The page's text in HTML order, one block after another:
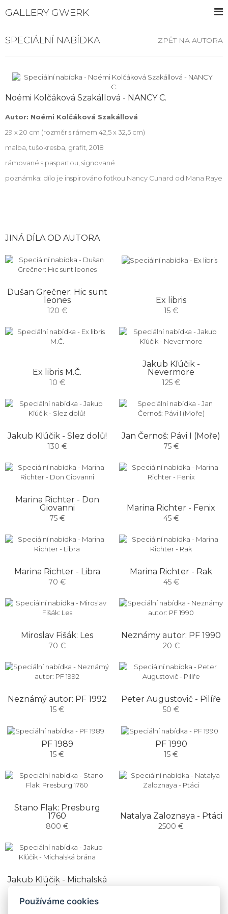
GALLERY GWERK
SPECIÁLNÍ NABÍDKA ZPĚT NA AUTORA
Noémi Kolčáková Szakállová - NANCY C.
Autor: Noémi Kolčáková Szakállová
29 x 20 cm (rozměr s rámem 42,5 x 32,5 cm)
malba, tušokresba, grafit, 2018
rámované s paspartou, signované
poznámka: dílo je inspirováno fotkou Nancy Cunard od Mana Raye
JINÁ DÍLA OD AUTORA
Dušan Grečner: Hic sunt
leones
120 €
Ex libris
15 €
Ex libris M.Č.
10 €
Jakub Kľúčik -
Nevermore
125 €
Jakub Kľúčik - Slez dolů!
130 €
Jan Černoš: Pávi I (Moře)
75 €
Marina Richter - Don
Giovanni
75 €
Marina Richter - Fenix
45 €
Marina Richter - Libra
70 €
Marina Richter - Rak
45 €
Miroslav Fišák: Les
70 €
Neznámy autor: PF 1990
20 €
Neznámý autor: PF 1992
15 €
Peter Augustovič - Pilíře
50 €
PF 1989
15 €
PF 1990
15 €
Stano Flak: Presburg
1760
800 €
Natalya Zaloznaya - Ptáci
2500 €
Jakub Kľúčik - Michalská
brána
90 €
Používáme cookies